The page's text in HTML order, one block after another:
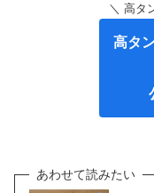
＼ 高タ
高タ